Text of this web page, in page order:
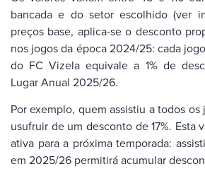
bancada e do setor escolhido (ver
preços base, aplica-se o desconto
nos jogos da época 2024/25: cada
do FC Vizela equivale a 1% de
Lugar Anual 2025/26.
Por exemplo, quem assistiu a todos
usufruir de um desconto de 17%. Esta
ativa para a próxima temporada:
em 2025/26 permitirá acumular